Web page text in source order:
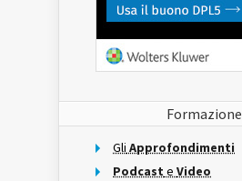
Formazione
Gli Approfondimenti
Podcast e Video